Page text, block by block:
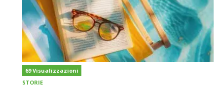
69 Visualizzazioni
STORIE